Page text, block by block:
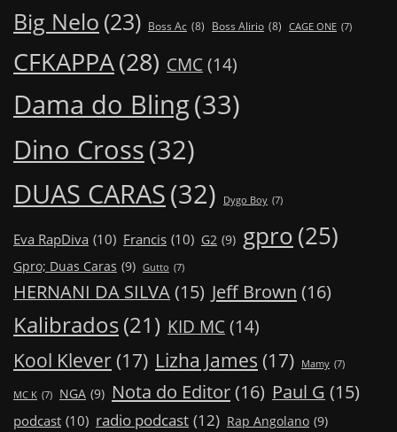
Big Nelo (23) Boss Ac (8) Boss Alirio (8) CAGE ONE (7)
CFKAPPA(28) CMC (14)
Dama do Bling(33)
Dino Cross(32)
DUAS CARAS(32) Dygo Boy (7)
Eva RapDiva (10) Francis (10) G2 (9) gpro(25)
Gpro; Duas Caras (9) Gutto (7)
HERNANI DA SILVA(15) Jeff Brown (16)
Kalibrados(21) KID MC (14)
Kool Klever (17) Lizha James (17) Mamy (7)
MC K (7) NGA (9) Nota do Editor(16) Paul G (15)
podcast (10) radio podcast (12) Rap Angolano (9)